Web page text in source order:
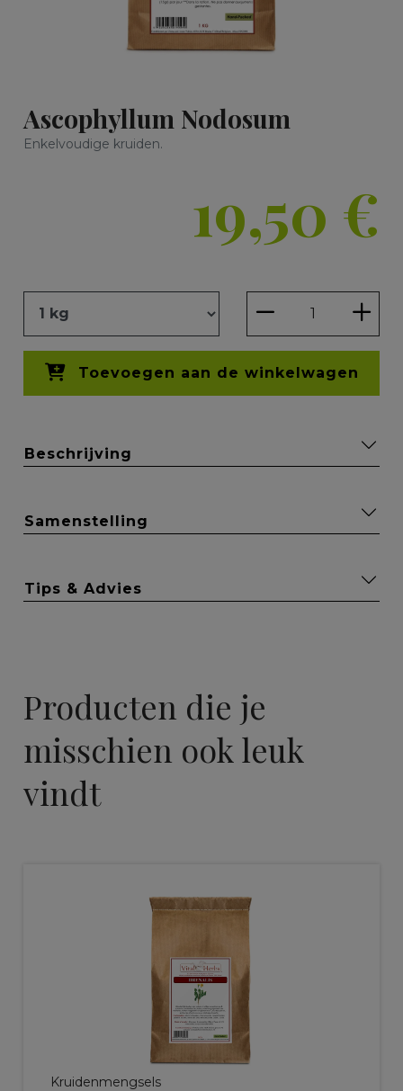
Ascophyllum Nodosum
Enkelvoudige kruiden.
19,50 €
Toevoegen aan de winkelwagen
Beschrijving
Samenstelling
Tips & Advies
Producten die je
misschien ook leuk
vindt
Kruidenmengsels